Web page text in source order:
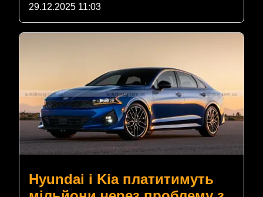
29.12.2025 11:03
Hyundai і Kia платитимуть